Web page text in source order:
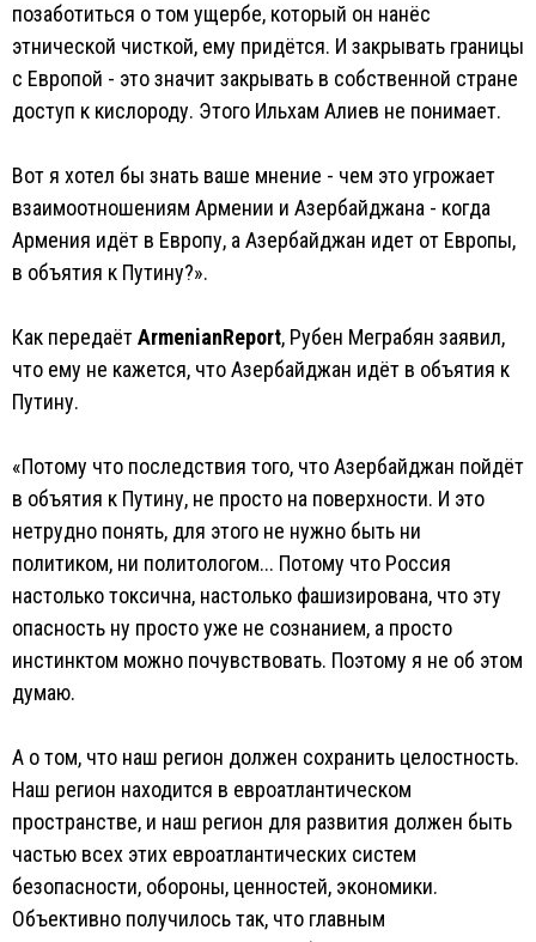
позаботиться о том ущербе, который он нанёс
этнической чисткой, ему придётся. И закрывать границы
с Европой - это значит закрывать в собственной стране
доступ к кислороду. Этого Ильхам Алиев не понимает.
Вот я хотел бы знать ваше мнение - чем это угрожает
взаимоотношениям Армении и Азербайджана - когда
Армения идёт в Европу, а Азербайджан идет от Европы,
в объятия к Путину?».
Как передаётArmenianReport, Рубен Меграбян заявил,
что ему не кажется, что Азербайджан идёт в объятия к
Путину.
«Потому что последствия того, что Азербайджан пойдёт
в объятия к Путину, не просто на поверхности. И это
нетрудно понять, для этого не нужно быть ни
политиком, ни политологом... Потому что Россия
настолько токсична, настолько фашизирована, что эту
опасность ну просто уже не сознанием, а просто
инстинктом можно почувствовать. Поэтому я не об этом
думаю.
А о том, что наш регион должен сохранить целостность.
Наш регион находится в евроатлантическом
пространстве, и наш регион для развития должен быть
частью всех этих евроатлантических систем
безопасности, обороны, ценностей, экономики.
Объективно получилось так, что главным